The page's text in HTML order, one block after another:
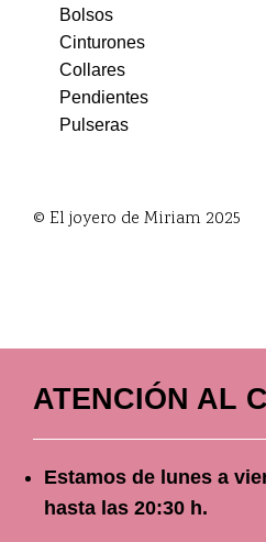
Bolsos
Cinturones
Collares
Pendientes
Pulseras
© El joyero de Miriam 2025
ATENCIÓN AL
Estamos de lunes a
hasta las 20:30 h.